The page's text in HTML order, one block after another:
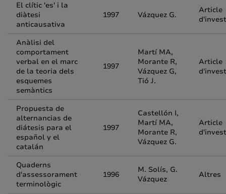
El clític 'es' i la
diàtesi
anticausativa
1997 Vázquez G.
Article
Anàlisi del
comportament
verbal en el marc
de la teoria dels
esquemes
semàntics
1997
Martí MA,
Morante R,
Vázquez G,
Tió J.
Article
Propuesta de
alternancias de
diátesis para el
español y el
catalán
1997
Castellón I,
Martí MA,
Morante R,
Vázquez G.
Article
Quaderns
d'assessorament
terminològic
1996
M. Solís, G.
Vázquez
Altres